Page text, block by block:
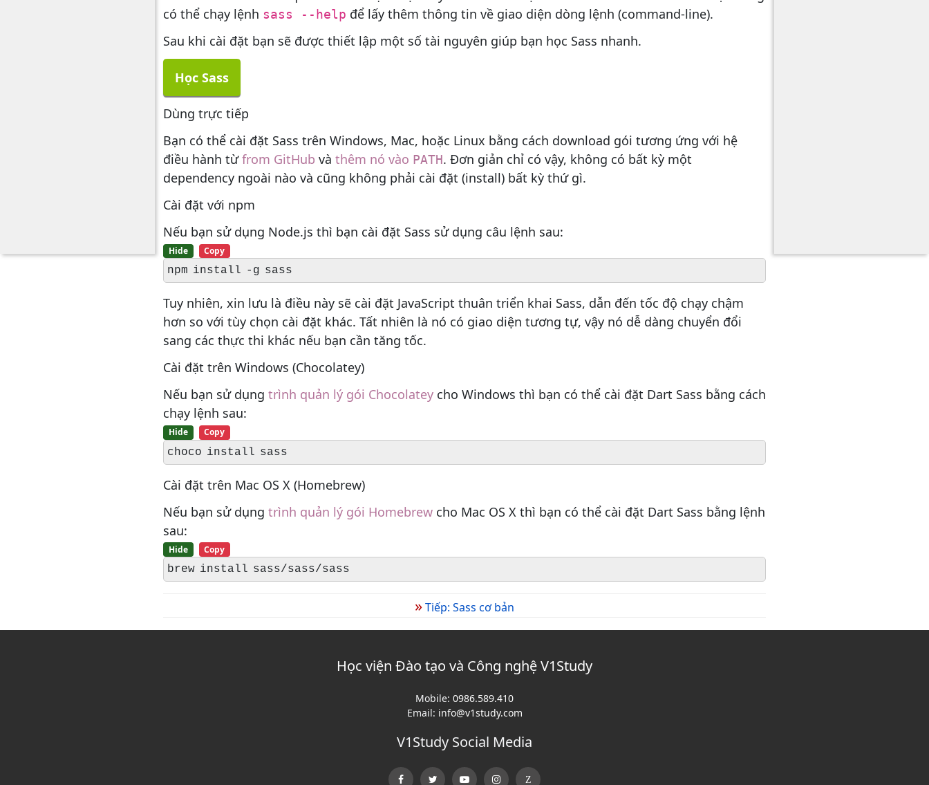
có thể chạy lệnh sass --help để lấy thêm thông tin về giao diện dòng lệnh (command-line).
Sau khi cài đặt bạn sẽ được thiết lập một số tài nguyên giúp bạn học Sass nhanh.
Học Sass
Dùng trực tiếp
Bạn có thể cài đặt Sass trên Windows, Mac, hoặc Linux bằng cách download gói tương ứng với hệ
điều hành từfrom GitHub và thêm nó vào PATH. Đơn giản chỉ có vậy, không có bất kỳ một
dependency ngoài nào và cũng không phải cài đặt (install) bất kỳ thứ gì.
Cài đặt với npm
Nếu bạn sử dụng Node.js thì bạn cài đặt Sass sử dụng câu lệnh sau:
Hide Copy
Tuy nhiên, xin lưu là điều này sẽ cài đặt JavaScript thuân triển khai Sass, dẫn đến tốc độ chạy chậm
hơn so với tùy chọn cài đặt khác. Tất nhiên là nó có giao diện tương tự, vậy nó dễ dàng chuyển đổi
sang các thực thi khác nếu bạn cần tăng tốc.
Cài đặt trên Windows (Chocolatey)
Nếu bạn sử dụng trình quản lý gói Chocolatey cho Windows thì bạn có thể cài đặt Dart Sass bằng cách
chạy lệnh sau:
Hide Copy
Cài đặt trên Mac OS X (Homebrew)
Nếu bạn sử dụng trình quản lý gói Homebrew cho Mac OS X thì bạn có thể cài đặt Dart Sass bằng lệnh
sau:
Hide Copy
brew install sass/sass/sass
»Tiếp: Sass cơ bản
Học viện Đào tạo và Công nghệ V1Study
Mobile: 0986.589.410
Email: info@v1study.com
V1Study Social Media